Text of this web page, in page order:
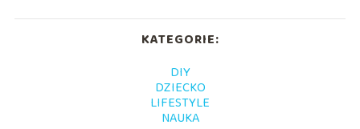
KATEGORIE:
DIY
DZIECKO
LIFESTYLE
NAUKA